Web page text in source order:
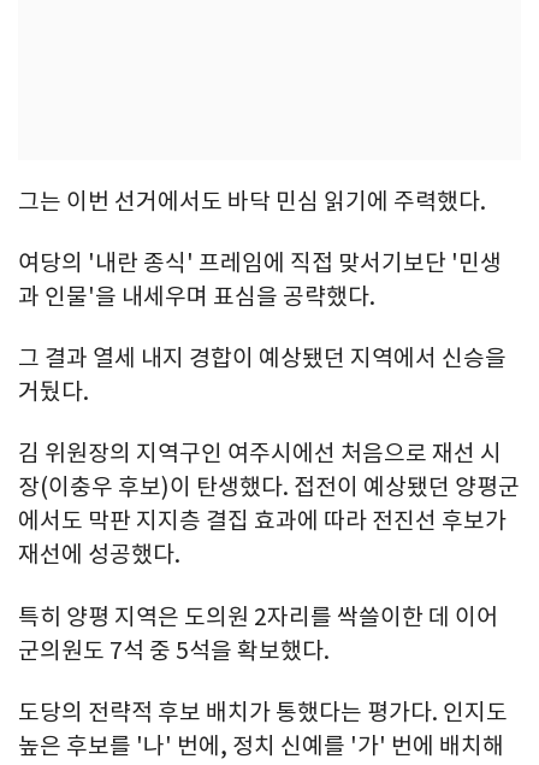
그는 이번 선거에서도 바닥 민심 읽기에 주력했다.
여당의 '내란 종식' 프레임에 직접 맞서기보단 '민생
과 인물'을 내세우며 표심을 공략했다.
그 결과 열세 내지 경합이 예상됐던 지역에서 신승을
거뒀다.
김 위원장의 지역구인 여주시에선 처음으로 재선 시
장(이충우 후보)이 탄생했다. 접전이 예상됐던 양평군
에서도 막판 지지층 결집 효과에 따라 전진선 후보가
재선에 성공했다.
특히 양평 지역은 도의원 2자리를 싹쓸이한 데 이어
군의원도 7석 중 5석을 확보했다.
도당의 전략적 후보 배치가 통했다는 평가다. 인지도
높은 후보를 '나' 번에, 정치 신예를 '가' 번에 배치해